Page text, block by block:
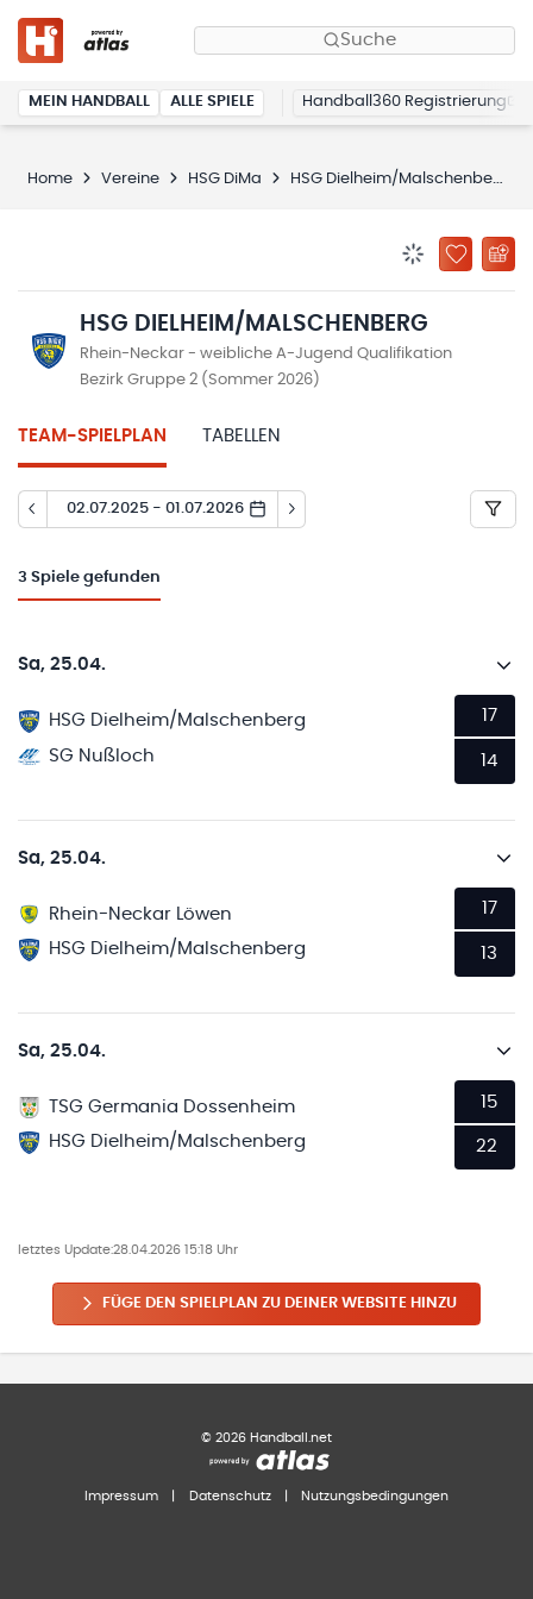
Suche
MEIN HANDBALL ALLE SPIELE Handball360 Registrierung
Home Vereine HSG DiMa HSG Dielheim/Malschenberg
ZU
HSG DIELHEIM/MALSCHENBERG
Rhein-Neckar - weibliche A-Jugend Qualifikation
Bezirk Gruppe 2 (Sommer 2026)
TEAM-SPIELPLAN TABELLEN
02.07.2025 - 01.07.2026
3 Spiele gefunden
Sa, 25.04.
HSG Dielheim/Malschenberg
SG Nußloch
17
14
Sa, 25.04.
Rhein-Neckar Löwen
HSG Dielheim/Malschenberg
17
13
Sa, 25.04.
TSG Germania Dossenheim
HSG Dielheim/Malschenberg
15
22
letztes Update:28.04.2026 15:18 Uhr
FÜGE DEN SPIELPLAN ZU DEINER WEBSITE HINZU
© 2026 Handball.net
Impressum Datenschutz Nutzungsbedingungen